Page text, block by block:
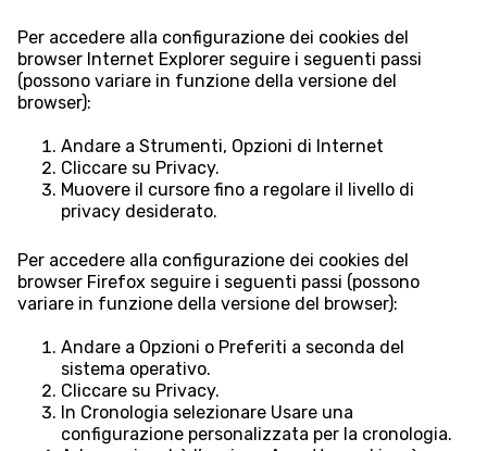
Per accedere alla configurazione dei cookies del
browser Internet Explorer seguire i seguenti passi
(possono variare in funzione della versione del
browser):
Andare a Strumenti, Opzioni di Internet
Cliccare su Privacy.
Muovere il cursore fino a regolare il livello di
privacy desiderato.
Per accedere alla configurazione dei cookies del
browser Firefox seguire i seguenti passi (possono
variare in funzione della versione del browser):
Andare a Opzioni o Preferiti a seconda del
sistema operativo.
Cliccare su Privacy.
In Cronologia selezionare Usare una
configurazione personalizzata per la cronologia.